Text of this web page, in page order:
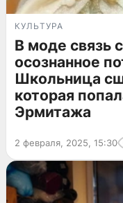
КУЛЬТУРА
В моде связь
осознанное
Школьница
которая
Эрмитажа
2 февраля, 2025, 15:30